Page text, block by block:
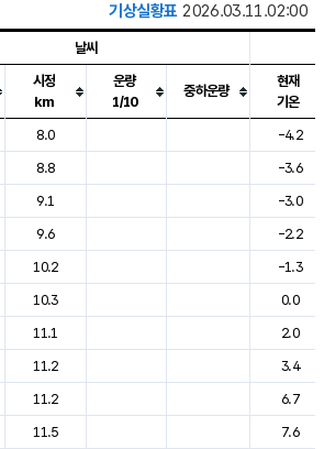
기상실황표 2026.03.11.02:00
, 날씨, 기온, 강수, 바람, 기압등을 안내한 표입
날씨
시정
km
운량
1/10
중하운량
현재
기온
8.0
-4.2
8.8
-3.6
9.1
-3.0
9.6
-2.2
10.2
-1.3
10.3
0.0
11.1
2.0
11.2
3.4
11.2
6.7
11.5
7.6